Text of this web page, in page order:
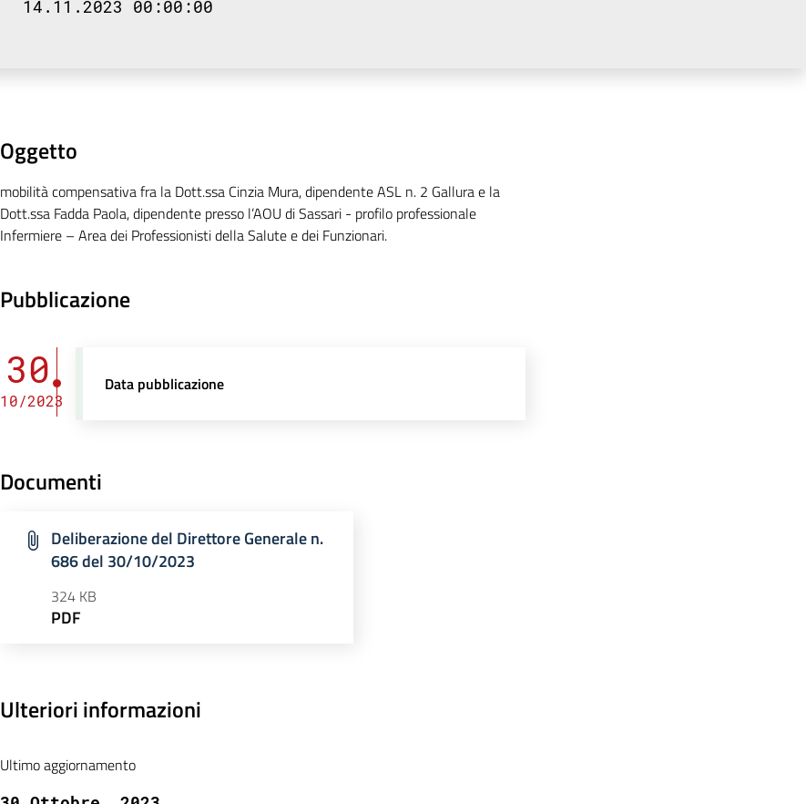
14.11.2023 00:00:00
Oggetto
mobilità compensativa fra la Dott.ssa Cinzia Mura, dipendente ASL n. 2 Gallura e la
Dott.ssa Fadda Paola, dipendente presso l’AOU di Sassari - profilo professionale
Infermiere – Area dei Professionisti della Salute e dei Funzionari.
Pubblicazione
30
10/2023
Data pubblicazione
Documenti
Deliberazione del Direttore Generale n.
686 del 30/10/2023
324 KB
PDF
Ulteriori informazioni
Ultimo aggiornamento